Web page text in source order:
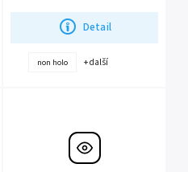
Detail
non holo + další